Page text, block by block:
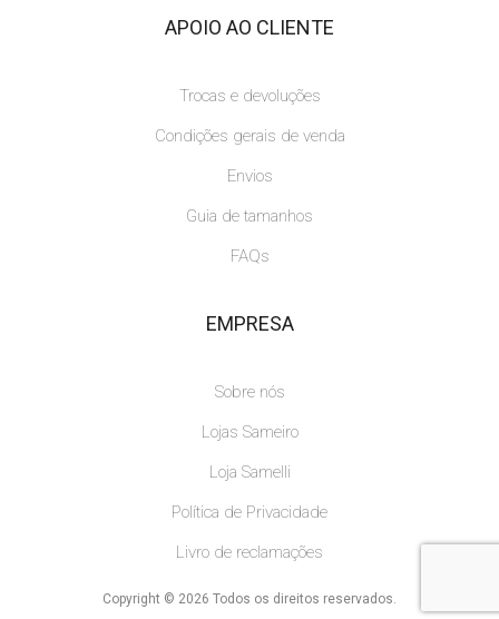
APOIO AO CLIENTE
Trocas e devoluções
Condições gerais de venda
Envios
Guia de tamanhos
FAQs
EMPRESA
Sobre nós
Lojas Sameiro
Loja Samelli
Política de Privacidade
Livro de reclamações
Copyright © 2026 Todos os direitos reservados.